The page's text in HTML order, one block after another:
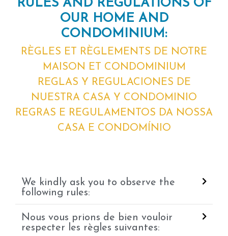
RULES AND REGULATIONS OF
OUR HOME AND
CONDOMINIUM:
RÈGLES ET RÈGLEMENTS DE NOTRE
MAISON ET CONDOMINIUM
REGLAS Y REGULACIONES DE
NUESTRA CASA Y CONDOMINIO
REGRAS E REGULAMENTOS DA NOSSA
CASA E CONDOMÍNIO
We kindly ask you to observe the
following rules:
Nous vous prions de bien vouloir
respecter les règles suivantes: